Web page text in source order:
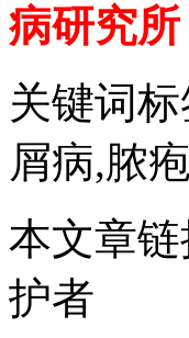
病研究
关键词
屑病,脓
本文章
护者